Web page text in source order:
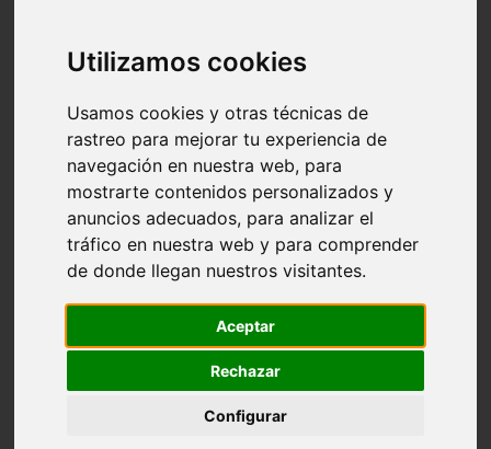
Utilizamos cookies
Usamos cookies y otras técnicas de
rastreo para mejorar tu experiencia de
navegación en nuestra web, para
mostrarte contenidos personalizados y
anuncios adecuados, para analizar el
tráfico en nuestra web y para comprender
de donde llegan nuestros visitantes.
Aceptar
Rechazar
Configurar
Madrid - pozuelo-de-alarcón
Teruel - sarrión
Illes-balears - inca
Málaga - torremolinos
Asturias - oviedo
Cádiz - el-puerto-de-santa-maría
Toledo - illescas
álava - vitoria-gasteiz
Málaga - marbella
Zaragoza - zaragoza
Barcelona - barcelona
Pontevedra - lalín
Cantabria - val-de-san-vicente